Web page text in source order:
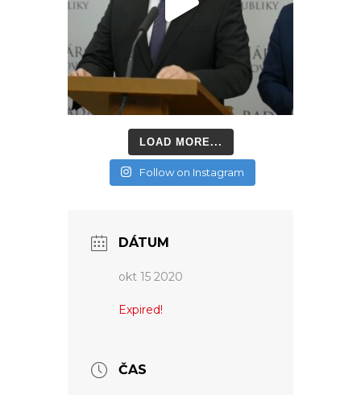
LOAD MORE...
Follow on Instagram
DÁTUM
okt 15 2020
Expired!
ČAS